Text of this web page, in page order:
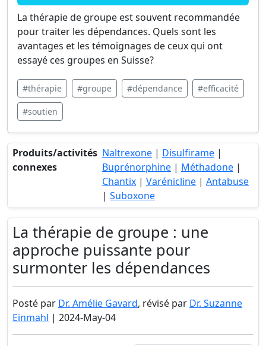
La thérapie de groupe est souvent recommandée
pour traiter les dépendances. Quels sont les
avantages et les témoignages de ceux qui ont
essayé ces groupes en Suisse?
#thérapie #groupe #dépendance #efficacité
#soutien
Produits/activités
connexes
Naltrexone | Disulfirame |
Buprénorphine | Méthadone |
Chantix | Varénicline | Antabuse
| Suboxone
La thérapie de groupe : une
approche puissante pour
surmonter les dépendances
Posté par Dr. Amélie Gavard, révisé par Dr. Suzanne
Einmahl | 2024-May-04